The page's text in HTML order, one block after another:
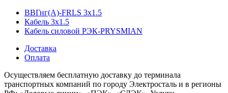
ВВГнг(А)-FRLS 3x1.5
Кабель 3x1.5
Кабель силовой РЭК-PRYSMIAN
Доставка
Оплата
Осуществляем бесплатную доставку до терминала
транспортных компаний по городу Электросталь и в регионы